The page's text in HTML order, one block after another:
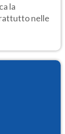
la
nelle